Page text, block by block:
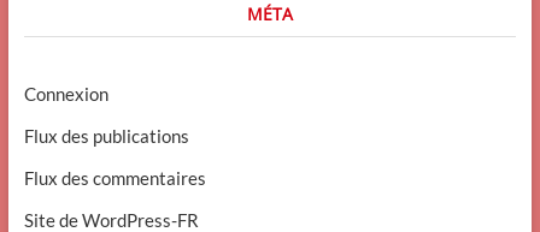
MÉTA
Connexion
Flux des publications
Flux des commentaires
Site de WordPress-FR